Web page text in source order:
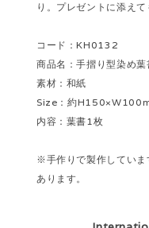
り。プレゼントに添えて
コード：KH0132
商品名：手摺り型染め
素材：和紙
Size：約
内容：葉書1枚
※手作りで製作していま
あります。